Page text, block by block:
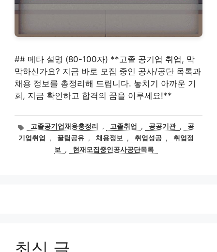
## 메타 설명 (80-100자) **고졸 공기업 취업, 막
막하신가요? 지금 바로 모집 중인 공사/공단 목록과
채용 정보를 총정리해 드립니다. 놓치기 아까운 기
회, 지금 확인하고 합격의 꿈을 이루세요!**
태
그
고졸공기업채용총정리 , 고졸취업 , 공공기관 ,
공
기업취업
, 꿀팁공유 , 채용정보 , 취업성공 ,
취업정
보
, 현재모집중인공사공단목록